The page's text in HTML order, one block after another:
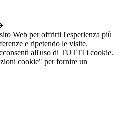
Web per offrirti l'esperienza più
e ripetendo le visite.
all'uso di TUTTI i cookie.
cookie" per fornire un